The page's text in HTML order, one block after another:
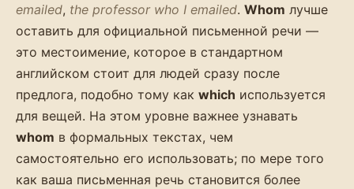
emailed, the professor who I emailed. Whom лучше
оставить для официальной письменной речи —
это местоимение, которое в стандартном
английском стоит для людей сразу после
предлога, подобно тому как which используется
для вещей. На этом уровне важнее узнавать
whom в формальных текстах, чем
самостоятельно его использовать; по мере того
как ваша письменная речь становится более